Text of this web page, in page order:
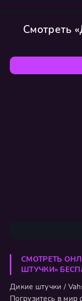
Смотреть
СМОТРЕТЬ
ШТУЧКИ»
Дикие штучки /
Погрузитесь в мир